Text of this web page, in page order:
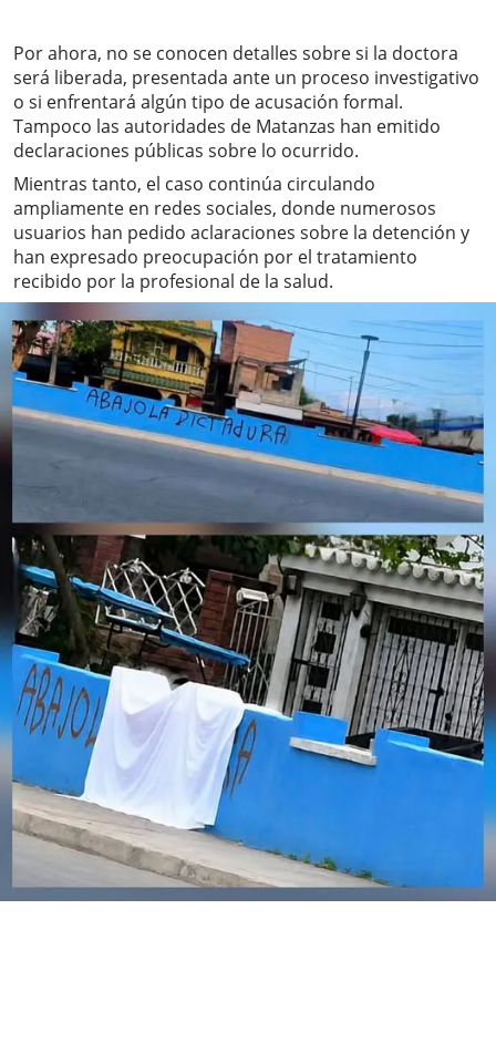
Por ahora, no se conocen detalles sobre si la doctora
será liberada, presentada ante un proceso investigativo
o si enfrentará algún tipo de acusación formal.
Tampoco las autoridades de Matanzas han emitido
declaraciones públicas sobre lo ocurrido.
Mientras tanto, el caso continúa circulando
ampliamente en redes sociales, donde numerosos
usuarios han pedido aclaraciones sobre la detención y
han expresado preocupación por el tratamiento
recibido por la profesional de la salud.